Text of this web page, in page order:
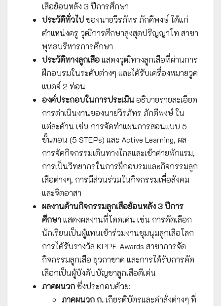
เสือย้อนหลัง 3 ปีการศึกษา
ประวัติทั่วไปของนายวีรภัทร ภักดีพงษ์ ได้แก่
ตำแหน่งครู วุฒิการศึกษาสูงสุดปริญญาโท สาขา
พุทธบริหารการศึกษา
ประวัติทางลูกเสือแสดงวุฒิทางลูกเสือที่ผ่านการ
ฝึกอบรมในระดับต่างๆ และได้รับเครื่องหมายวูด
แบดจ์ 2 ท่อน
องค์ประกอบในการประเมินอธิบายรายละเอียด
การดำเนินงานของนายวีรภัทร ภักดีพงษ์ ใน
แต่ละด้าน เช่น การจัดทำแผนการสอนแบบ 5
ขั้นตอน (5 STEPs) และ Active Learning, ผล
การจัดกิจกรรมเดินทางไกลและเข้าค่ายพักแรม,
การเป็นวิทยากรในการฝึกอบรมและกิจกรรมลูก
เสือต่างๆ, การมีส่วนร่วมในกิจกรรมเพื่อสังคม
และจิตอาสา
ผลงานด้านกิจกรรมลูกเสือย้อนหลัง 3 ปีการ
ศึกษาแสดงผลงานที่โดดเด่น เช่น การคัดเลือก
นักเรียนเป็นผู้แทนเข้าร่วมงานชุมนุมลูกเสือโลก
การได้รับรางวัล KPPE Awards สาขาการจัด
กิจกรรมลูกเสือ ยุวกาชาด และการได้รับการคัด
เลือกเป็นผู้บังคับบัญชาลูกเสือดีเด่น
ภาคผนวก ซึ่งประกอบด้วย:
ภาคผนวก ก.เกียรติบัตรและคำสั่งต่างๆ ที่